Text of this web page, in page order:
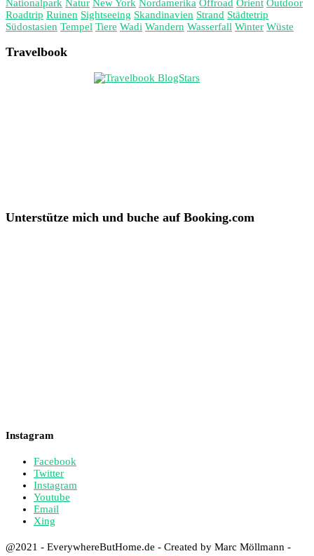
Nationalpark Natur New York Nordamerika Offroad Orient Outdoor
Roadtrip Ruinen Sightseeing Skandinavien Strand Städtetrip
Südostasien Tempel Tiere Wadi Wandern Wasserfall Winter Wüste
Travelbook
Unterstütze mich und buche auf Booking.com
Instagram
Facebook
Twitter
Instagram
Youtube
Email
Xing
@2021 - EverywhereButHome.de - Created by Marc Möllmann -